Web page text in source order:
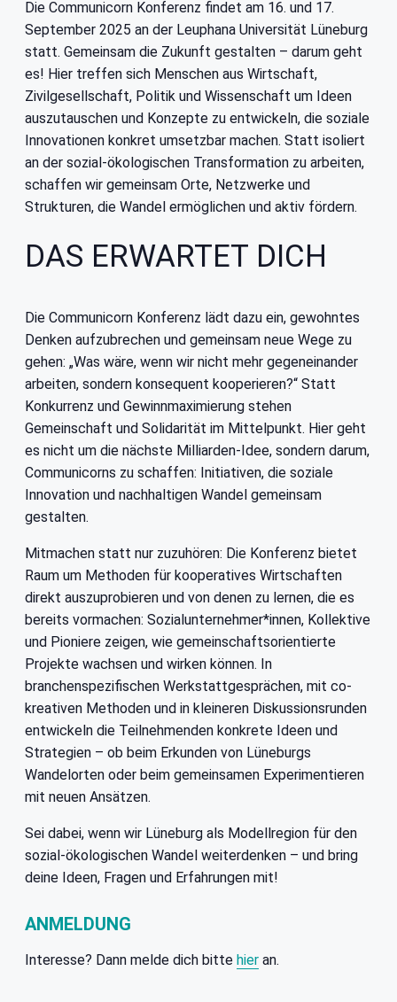
Die Communicorn Konferenz findet am 16. und 17.
September 2025 an der Leuphana Universität Lüneburg
statt. Gemeinsam die Zukunft gestalten – darum geht
es! Hier treffen sich Menschen aus Wirtschaft,
Zivilgesellschaft, Politik und Wissenschaft um Ideen
auszutauschen und Konzepte zu entwickeln, die soziale
Innovationen konkret umsetzbar machen. Statt isoliert
an der sozial-ökologischen Transformation zu arbeiten,
schaffen wir gemeinsam Orte, Netzwerke und
Strukturen, die Wandel ermöglichen und aktiv fördern.
DAS ERWARTET DICH
Die Communicorn Konferenz lädt dazu ein, gewohntes
Denken aufzubrechen und gemeinsam neue Wege zu
gehen: „Was wäre, wenn wir nicht mehr gegeneinander
arbeiten, sondern konsequent kooperieren?“ Statt
Konkurrenz und Gewinnmaximierung stehen
Gemeinschaft und Solidarität im Mittelpunkt. Hier geht
es nicht um die nächste Milliarden-Idee, sondern darum,
Communicorns zu schaffen: Initiativen, die soziale
Innovation und nachhaltigen Wandel gemeinsam
gestalten.
Mitmachen statt nur zuzuhören: Die Konferenz bietet
Raum um Methoden für kooperatives Wirtschaften
direkt auszuprobieren und von denen zu lernen, die es
bereits vormachen: Sozialunternehmer*innen, Kollektive
und Pioniere zeigen, wie gemeinschaftsorientierte
Projekte wachsen und wirken können. In
branchenspezifischen Werkstattgesprächen, mit co-
kreativen Methoden und in kleineren Diskussionsrunden
entwickeln die Teilnehmenden konkrete Ideen und
Strategien – ob beim Erkunden von Lüneburgs
Wandelorten oder beim gemeinsamen Experimentieren
mit neuen Ansätzen.
Sei dabei, wenn wir Lüneburg als Modellregion für den
sozial-ökologischen Wandel weiterdenken – und bring
deine Ideen, Fragen und Erfahrungen mit!
ANMELDUNG
Interesse? Dann melde dich bitte hier an.